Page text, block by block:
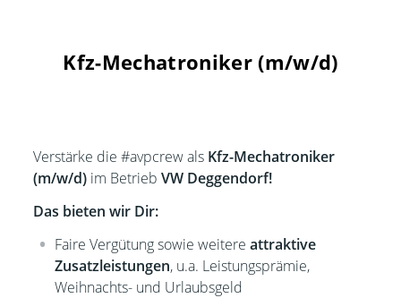
Kfz-Mechatroniker (m/w/d)
Verstärke die #avpcrew als Kfz-Mechatroniker
(m/w/d) im BetriebVW Deggendorf!
Das bieten wir Dir:
Faire Vergütung sowie weitereattraktive
Zusatzleistungen, u.a. Leistungsprämie,
Weihnachts- und Urlaubsgeld